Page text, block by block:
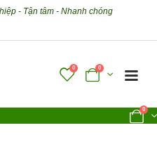
- Tận tâm - Nhanh chóng
0 0
0